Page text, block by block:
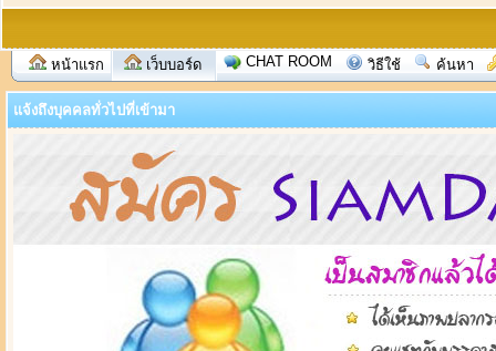
หน้าแรก เว็บบอร์ด CHAT ROOM วิธีใช้ ค้นหา
แจ้งถึงบุคคลทั่วไปที่เข้ามา